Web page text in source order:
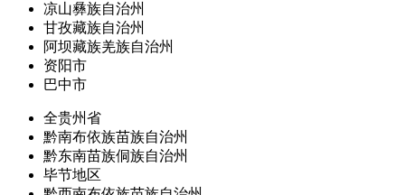
凉山彝族自治州
甘孜藏族自治州
阿坝藏族羌族自治州
资阳市
巴中市
全贵州省
黔南布依族苗族自治州
黔东南苗族侗族自治州
毕节地区